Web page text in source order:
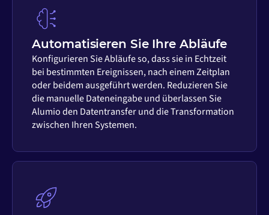
Automatisieren Sie Ihre Abläufe
Konfigurieren Sie Abläufe so, dass sie in Echtzeit
bei bestimmten Ereignissen, nach einem Zeitplan
oder beidem ausgeführt werden. Reduzieren Sie
die manuelle Dateneingabe und überlassen Sie
Alumio den Datentransfer und die Transformation
zwischen Ihren Systemen.